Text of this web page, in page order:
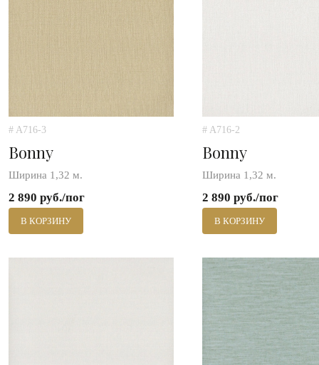
# A716-3
Bonny
Ширина 1,32 м.
2 890 руб./пог
В КОРЗИНУ
# A716-2
Bonny
Ширина 1,32 м.
2 890 руб./пог
В КОРЗИНУ